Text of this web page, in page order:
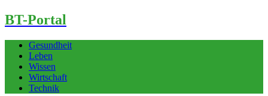
BT-Portal
Gesundheit
Leben
Wissen
Wirtschaft
Technik